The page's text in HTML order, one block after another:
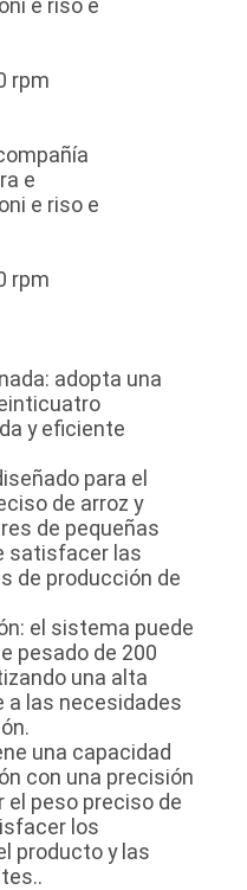
rpm
rpm
adopta una
y eficiente
para el
de arroz y
de pequeñas
satisfacer las
de producción de
el sistema puede
pesado de 200
una alta
a las necesidades
una capacidad
con una precisión
el peso preciso de
los
producto y las